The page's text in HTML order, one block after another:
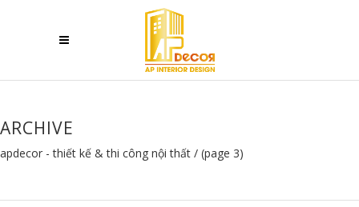
ARCHIVE
apdecor - thiết kế & thi công nội thất / (page 3)